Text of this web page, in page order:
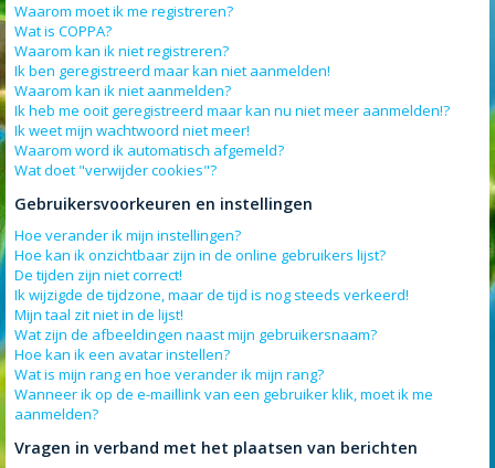
Waarom moet ik me registreren?
Wat is COPPA?
Waarom kan ik niet registreren?
Ik ben geregistreerd maar kan niet aanmelden!
Waarom kan ik niet aanmelden?
Ik heb me ooit geregistreerd maar kan nu niet meer aanmelden!?
Ik weet mijn wachtwoord niet meer!
Waarom word ik automatisch afgemeld?
Wat doet "verwijder cookies"?
Gebruikersvoorkeuren en instellingen
Hoe verander ik mijn instellingen?
Hoe kan ik onzichtbaar zijn in de online gebruikers lijst?
De tijden zijn niet correct!
Ik wijzigde de tijdzone, maar de tijd is nog steeds verkeerd!
Mijn taal zit niet in de lijst!
Wat zijn de afbeeldingen naast mijn gebruikersnaam?
Hoe kan ik een avatar instellen?
Wat is mijn rang en hoe verander ik mijn rang?
Wanneer ik op de e-maillink van een gebruiker klik, moet ik me
aanmelden?
Vragen in verband met het plaatsen van berichten